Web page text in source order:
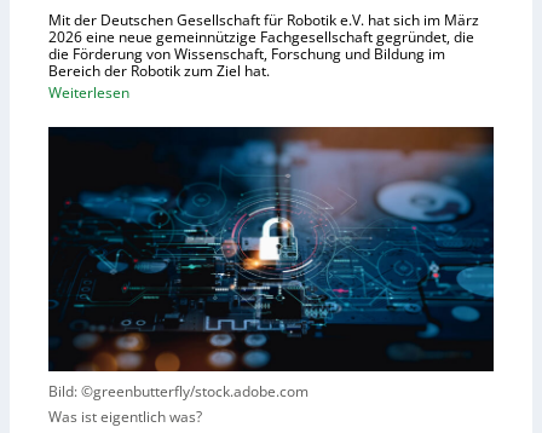
y
s
t
e
n
s
V
s
i
e
r
n
e
R
o
b
o
t
e
n
t
s
t
e
h
Mit der Deutschen Gesellschaft für Robotik e.V. hat sich im März
2026 eine neue gemeinnützige Fachgesellschaft gegründet, die
die Förderung von Wissenschaft, Forschung und Bildung im
Bereich der Robotik zum Ziel hat.
Weiterlesen:
t
s
c
h
e
G
e
s
e
l
Bild: ©greenbutterfly/stock.adobe.com
Was ist eigentlich was?